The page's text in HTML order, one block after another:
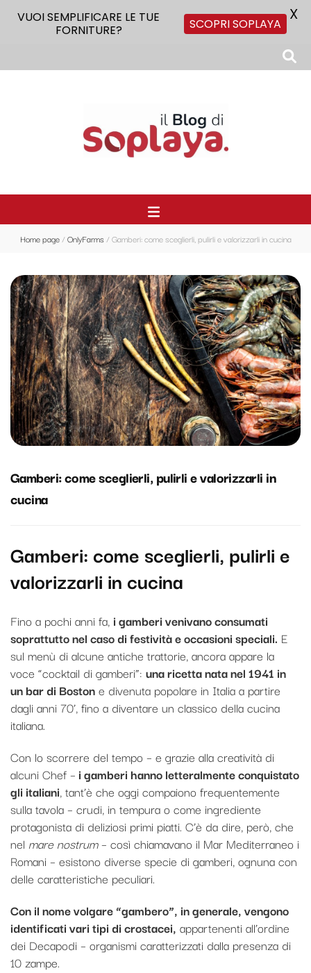
Home page/OnlyFarms /Gamberi: come sceglierli, pulirli e valorizzarli in cucina
Gamberi: come sceglierli, pulirli e valorizzarli in
cucina
Gamberi: come sceglierli, pulirli e
valorizzarli in cucina
Fino a pochi anni fa, i gamberi venivano consumati
soprattutto nel caso di festività e occasioni speciali. E
sul menù di alcune antiche trattorie, ancora appare la
voce “cocktail di gamberi”: una ricetta nata nel 1941 in
un bar di Bostone divenuta popolare in Italia a partire
dagli anni 70’, fino a diventare un classico della cucina
italiana.
Con lo scorrere del tempo – e grazie alla creatività di
alcuni Chef – i gamberi hanno letteralmente conquistato
gli italiani, tant’è che oggi compaiono frequentemente
sulla tavola – crudi, in tempura o come ingrediente
protagonista di deliziosi primi piatti. C’è da dire, però, che
nel mare nostrum– così chiamavano il Mar Mediterraneo i
Romani – esistono diverse specie di gamberi, ognuna con
delle caratteristiche peculiari.
Con il nome volgare “gambero”, in generale, vengono
identificati vari tipi di crostacei, appartenenti all’ordine
dei Decapodi – organismi caratterizzati dalla presenza di
10 zampe.
VUOI SEMPLIFICARE LE TUE
FORNITURE?
SCOPRI SOPLAYA X